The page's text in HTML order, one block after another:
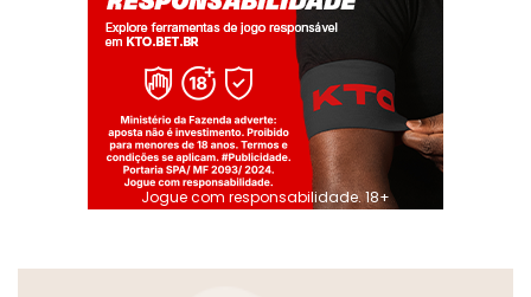
Jogue com responsabilidade. 18+